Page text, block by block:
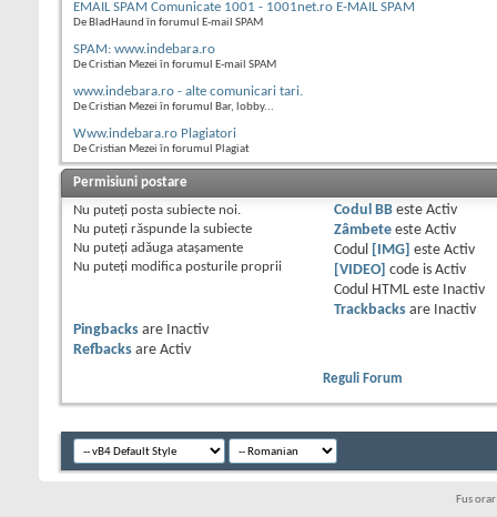
EMAIL SPAM Comunicate 1001 - 1001net.ro E-MAIL SPAM
De BladHaund în forumul E-mail SPAM
SPAM: www.indebara.ro
De Cristian Mezei în forumul E-mail SPAM
www.indebara.ro - alte comunicari tari.
De Cristian Mezei în forumul Bar, lobby...
Www.indebara.ro Plagiatori
De Cristian Mezei în forumul Plagiat
Permisiuni postare
Nu puteţi posta subiecte noi.
Nu puteţi răspunde la subiecte
Nu puteţi adăuga ataşamente
Nu puteţi modifica posturile proprii
Codul BBeste Activ
Zâmbeteeste Activ
Codul
[IMG] este Activ
[VIDEO] code is Activ
Codul HTML este
Inactiv
Trackbacksare
Inactiv
Pingbacks are
Inactiv
Refbacks are Activ
Reguli Forum
Fus